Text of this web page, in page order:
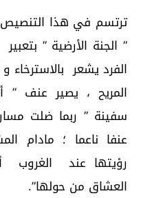
ترتسم في هذا التنصيص
” الجنة الأرضية ”
الفرد يشعر
المريح ، يصير عنف ”
سفينة ” ربما ضلت
عنفا ناعما ؛ مادام
رؤيتها عند الغروب
العشاق من حولها”.